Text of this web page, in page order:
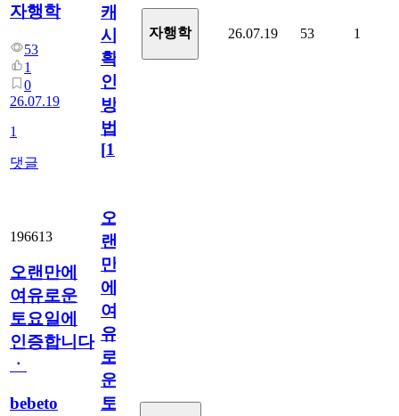
자행학
53
1
0
26.07.19
1
댓글
캐
시
확
인
방
법
[1]
자행학 26.07.19 53 1
196613
오랜만에
여유로운
토요일에
인증합니다
ㆍ
bebeto
오
랜
만
에
여
유
로
운
토